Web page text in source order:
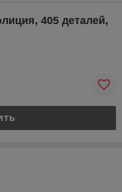
405 деталей,